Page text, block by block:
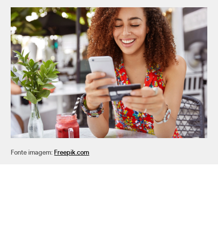
Fonte imagem: Freepik.com